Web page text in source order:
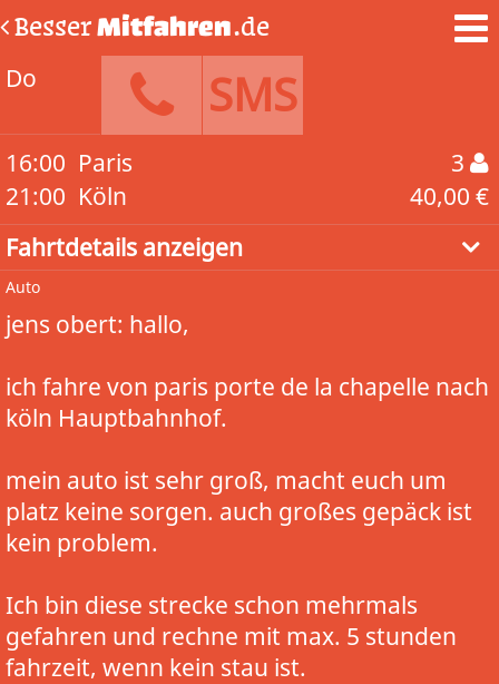
BesserMitfahren.de
Do
SMS
16:00
21:00
Paris
Köln
3
40,00 €
Fahrtdetails anzeigen
Auto
jens obert: hallo,
ich fahre von paris porte de la chapelle nach
köln Hauptbahnhof.
mein auto ist sehr groß, macht euch um
platz keine sorgen. auch großes gepäck ist
kein problem.
Ich bin diese strecke schon mehrmals
gefahren und rechne mit max. 5 stunden
fahrzeit, wenn kein stau ist.